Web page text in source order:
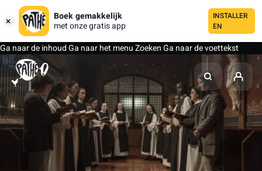
Boek gemakkelijk
met onze gratis app
INSTALLER
EN
Ga naar de inhoudGa naar het menuZoekenGa naar de voettekst